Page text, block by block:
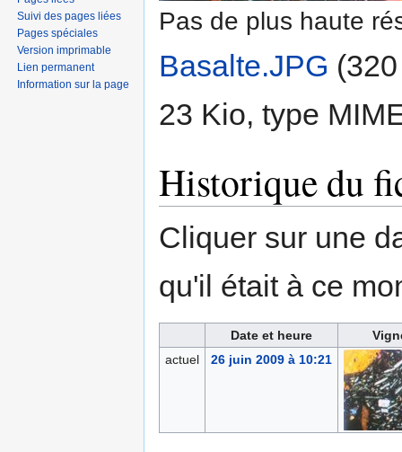
Pas de plus haute
Basalte.JPG
23 Kio, type
Historique du
Cliquer sur une
qu'il était à ce
Date et heure
actuel
26 juin 2009 à 10:21
Suivi des pages liées
Pages spéciales
Version imprimable
Lien permanent
Information sur la page